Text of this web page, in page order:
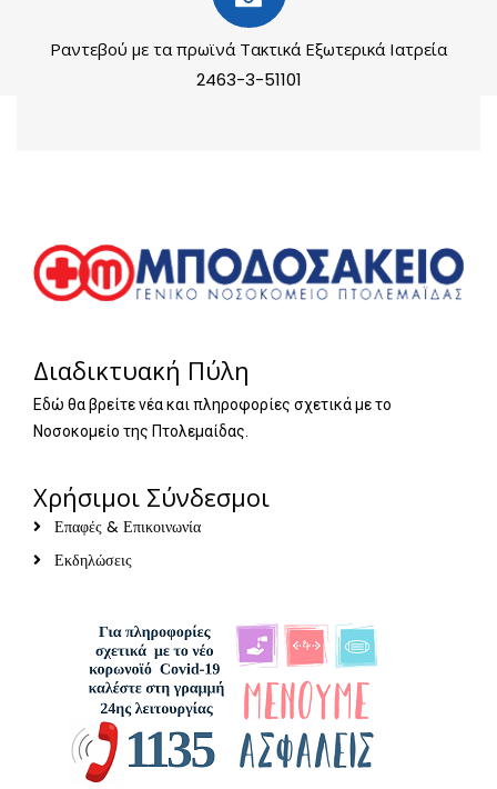
Ραντεβού με τα πρωϊνά Τακτικά Εξωτερικά Ιατρεία
2463-3-51101
Διαδικτυακή Πύλη
Εδώ θα βρείτε νέα και πληροφορίες σχετικά με το
Νοσοκομείο της Πτολεμαίδας.
Χρήσιμοι Σύνδεσμοι
Επαφές & Επικοινωνία
Εκδηλώσεις